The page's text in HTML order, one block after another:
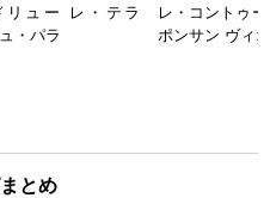
リュー レ・テラ
・パラ
レ・コントゥ
ポンサン ヴィ
とめ